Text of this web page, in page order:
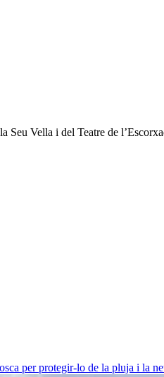
Seu Vella i del Teatre de
per protegir-lo de la pluja i la